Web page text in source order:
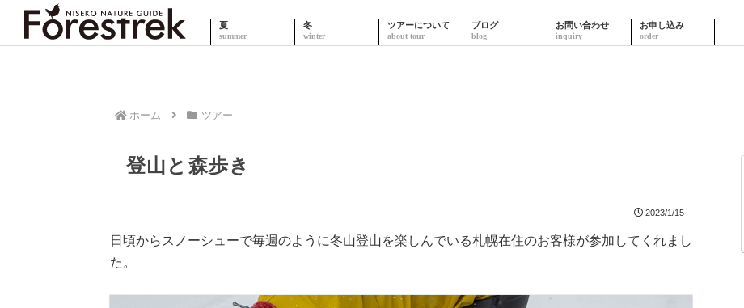
夏 冬 ツアーについて ブログ お問い合わせ お申し込み
ホーム ツアー
登山と森歩き
2023/1/15
日頃からスノーシューで毎週のように冬山登山を楽しんでいる札幌在住のお客様が参加してくれまし
た。